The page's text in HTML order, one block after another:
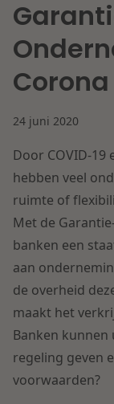
Arbeid &
IT & Privacy
IE & Innovatie
Zorg &
Vastgoed
Overheid &
Dichtbij
Dichtbij de
woningbouw
Lees meer
Klantcases
Specialisten
Over ons
Nieuws
Werken bij
Contact
24 juni 2020
Door COVID-
hebben veel
ruimte of
Met de
banken een
aan
de overheid
maakt het
Banken kunnen
regeling geven
voorwaarden?